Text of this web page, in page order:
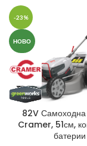
-23%
НОВО
82V Самоходна
Cramer, 51см,
батерии